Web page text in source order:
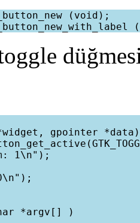
(void);
gpointer
1\n");
*argv[] )